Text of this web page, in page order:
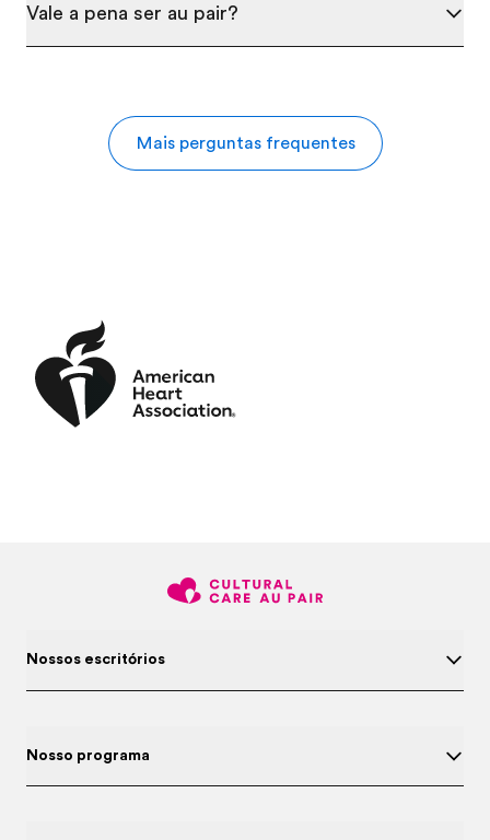
Vale a pena ser au pair?
Mais perguntas frequentes
Nossos escritórios
Nosso programa